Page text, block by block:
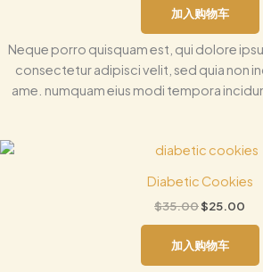
加入购物车
Neque porro quisquam est, qui dolore
consectetur adipisci velit, sed quia non
ame. numquam eius modi tempora
Diabetic Cookies
$35.00
原
为：
$25.00
当
价
加入购物车